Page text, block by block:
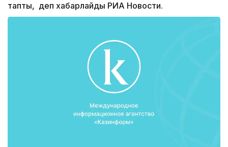
тапты, деп хабарлайды РИА Новости.